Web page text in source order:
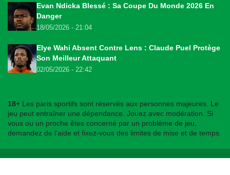
Evan Ndicka Blessé : Sa Coupe Du Monde 2026 En
Danger
18/05/2026 - 21:04
Elye Wahi Absent Contre Lens : Claude Puel Protège
Son Meilleur Attaquant
02/05/2026 - 22:42
18+ Les paris sportifs sont réservés aux personnes majeures. Le
jeu peut entraîner une dépendance. Jouez avec modération. Si
vous ou un proche êtes concerné par un problème de jeu,
demandez de l'aide et fixez-vous des limites de mise et de temps.